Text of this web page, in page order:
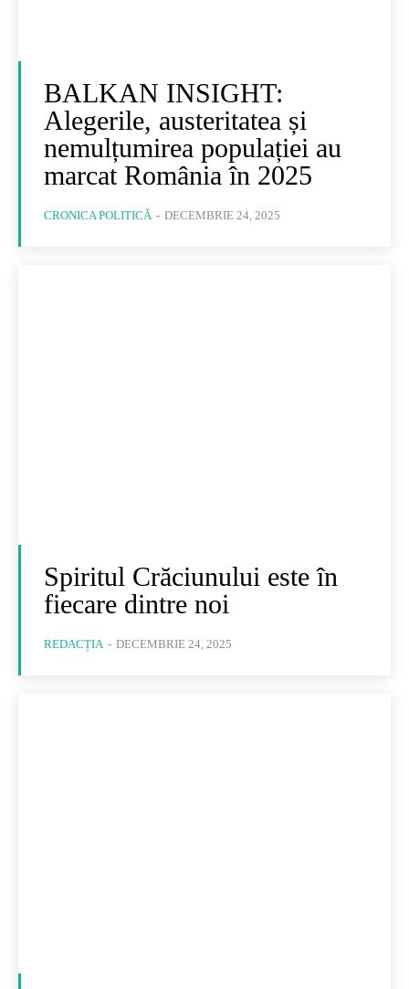
BALKAN INSIGHT:
Alegerile, austeritatea și
nemulțumirea populației au
marcat România în 2025
CRONICA POLITICĂ - DECEMBRIE 24, 2025
Spiritul Crăciunului este în
fiecare dintre noi
REDACȚIA - DECEMBRIE 24, 2025